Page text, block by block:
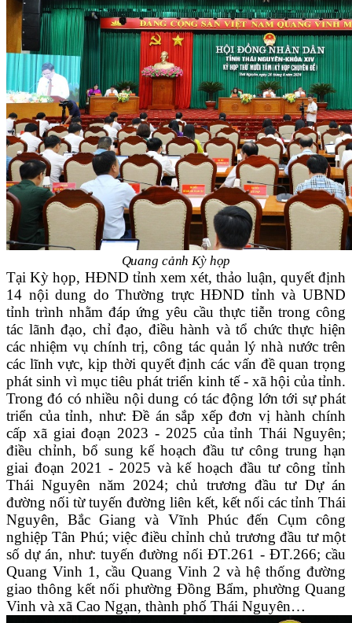
Quang cảnh Kỳ họp
Tại Kỳ họp, HĐND tỉnh xem xét, thảo luận, quyết định
14 nội dung do Thường trực HĐND tỉnh và UBND
tỉnh trình nhằm đáp ứng yêu cầu thực tiễn trong công
tác lãnh đạo, chỉ đạo, điều hành và tổ chức thực hiện
các nhiệm vụ chính trị, công tác quản lý nhà nước trên
các lĩnh vực, kịp thời quyết định các vấn đề quan trọng
phát sinh vì mục tiêu phát triển kinh tế - xã hội của tỉnh.
Trong đó có nhiều nội dung có tác động lớn tới sự phát
triển của tỉnh, như: Đề án sắp xếp đơn vị hành chính
cấp xã giai đoạn 2023 - 2025 của tỉnh Thái Nguyên;
điều chỉnh, bổ sung kế hoạch đầu tư công trung hạn
giai đoạn 2021 - 2025 và kế hoạch đầu tư công tỉnh
Thái Nguyên năm 2024; chủ trương đầu tư Dự án
đường nối từ tuyến đường liên kết, kết nối các tỉnh Thái
Nguyên, Bắc Giang và Vĩnh Phúc đến Cụm công
nghiệp Tân Phú; việc điều chỉnh chủ trương đầu tư một
số dự án, như: tuyến đường nối ĐT.261 - ĐT.266; cầu
Quang Vinh 1, cầu Quang Vinh 2 và hệ thống đường
giao thông kết nối phường Đồng Bẩm, phường Quang
Vinh và xã Cao Ngạn, thành phố Thái Nguyên…